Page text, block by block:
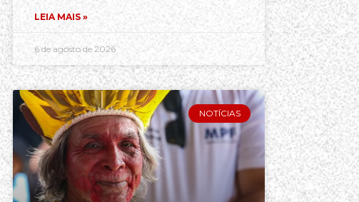
LEIA MAIS »
6 de agosto de 2026
NOTÍCIAS